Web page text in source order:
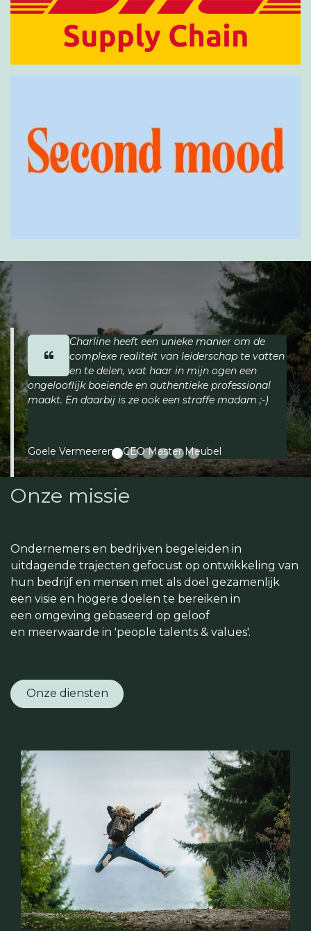
Charline heeft een unieke manier om de
complexe realiteit van leiderschap te vatten
en te delen, wat haar in mijn ogen een
ongelooflijk boeiende en authentieke professional
maakt. En daarbij is ze ook een straffe madam ;-)
Goele Vermeeren - CEO Master Meubel
Onze missie
Ondernemers en bedrijven begeleiden in
uitdagende trajecten gefocust op ontwikkeling van
hun bedrijf en mensen met als doel gezamenlijk
een visie en hogere doelen te bereiken in
een omgeving gebaseerd op geloof
en meerwaarde in 'people talents & values'.
Onze diensten